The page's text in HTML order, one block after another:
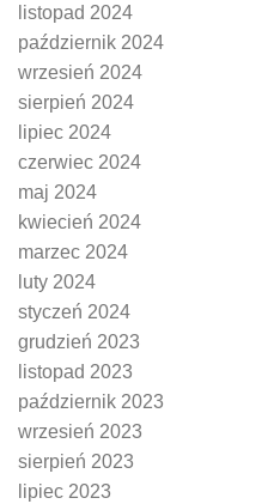
listopad 2024
październik 2024
wrzesień 2024
sierpień 2024
lipiec 2024
czerwiec 2024
maj 2024
kwiecień 2024
marzec 2024
luty 2024
styczeń 2024
grudzień 2023
listopad 2023
październik 2023
wrzesień 2023
sierpień 2023
lipiec 2023